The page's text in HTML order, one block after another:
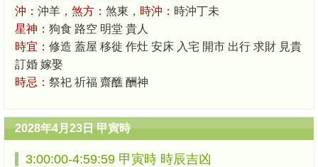
沖： 沖羊， 煞方： 煞東， 時沖： 時沖丁未
星神： 狗食 路空 明堂 貴人
時宜： 修造 蓋屋 移徙 作灶 安床 入宅 開市 出行 求財 見貴
訂婚 嫁娶
時忌： 祭祀 祈福 齋醮 酬神
2028年4月23日 甲寅時
3:00:00-4:59:59 甲寅時 時辰吉凶